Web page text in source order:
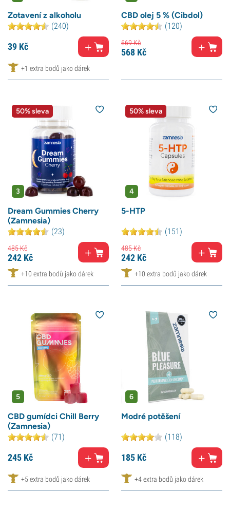
Zotavení z alkoholu
(240)
39 Kč
+1 extra bodů jako dárek
CBD olej 5 % (Cibdol)
(120)
669Kč
568 Kč
50% sleva
3
Dream Gummies Cherry
(Zamnesia)
(23)
485Kč
242 Kč
+10 extra bodů jako dárek
50% sleva
4
5-HTP
(151)
485Kč
242 Kč
+10 extra bodů jako dárek
5
CBD gumídci Chill Berry
(Zamnesia)
(71)
245 Kč
+5 extra bodů jako dárek
6
Modré potěšení
(118)
185 Kč
+4 extra bodů jako dárek